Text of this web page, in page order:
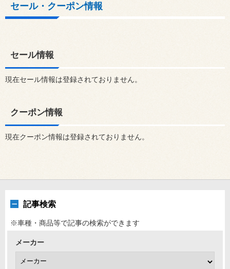
セール・クーポン情報
セール情報
現在セール情報は登録されておりません。
クーポン情報
現在クーポン情報は登録されておりません。
記事検索
※車種・商品等で記事の検索ができます
メーカー